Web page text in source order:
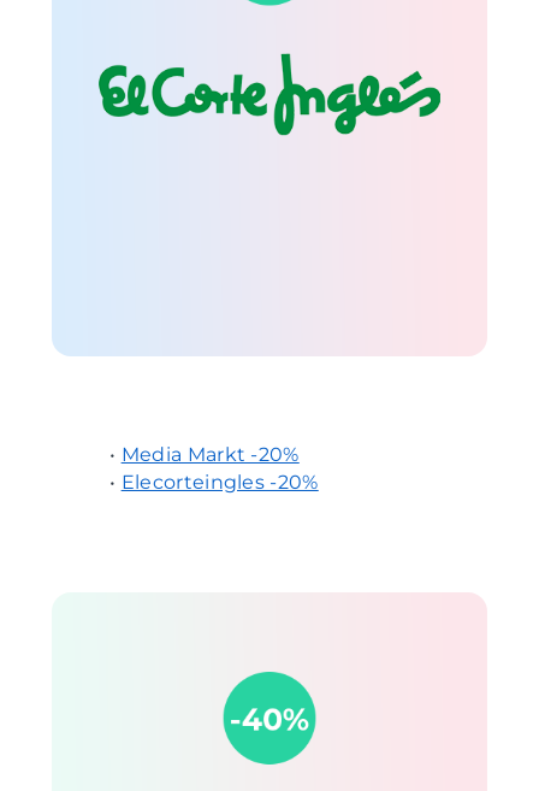
• Media Markt -20%
• Elecorteingles -20%